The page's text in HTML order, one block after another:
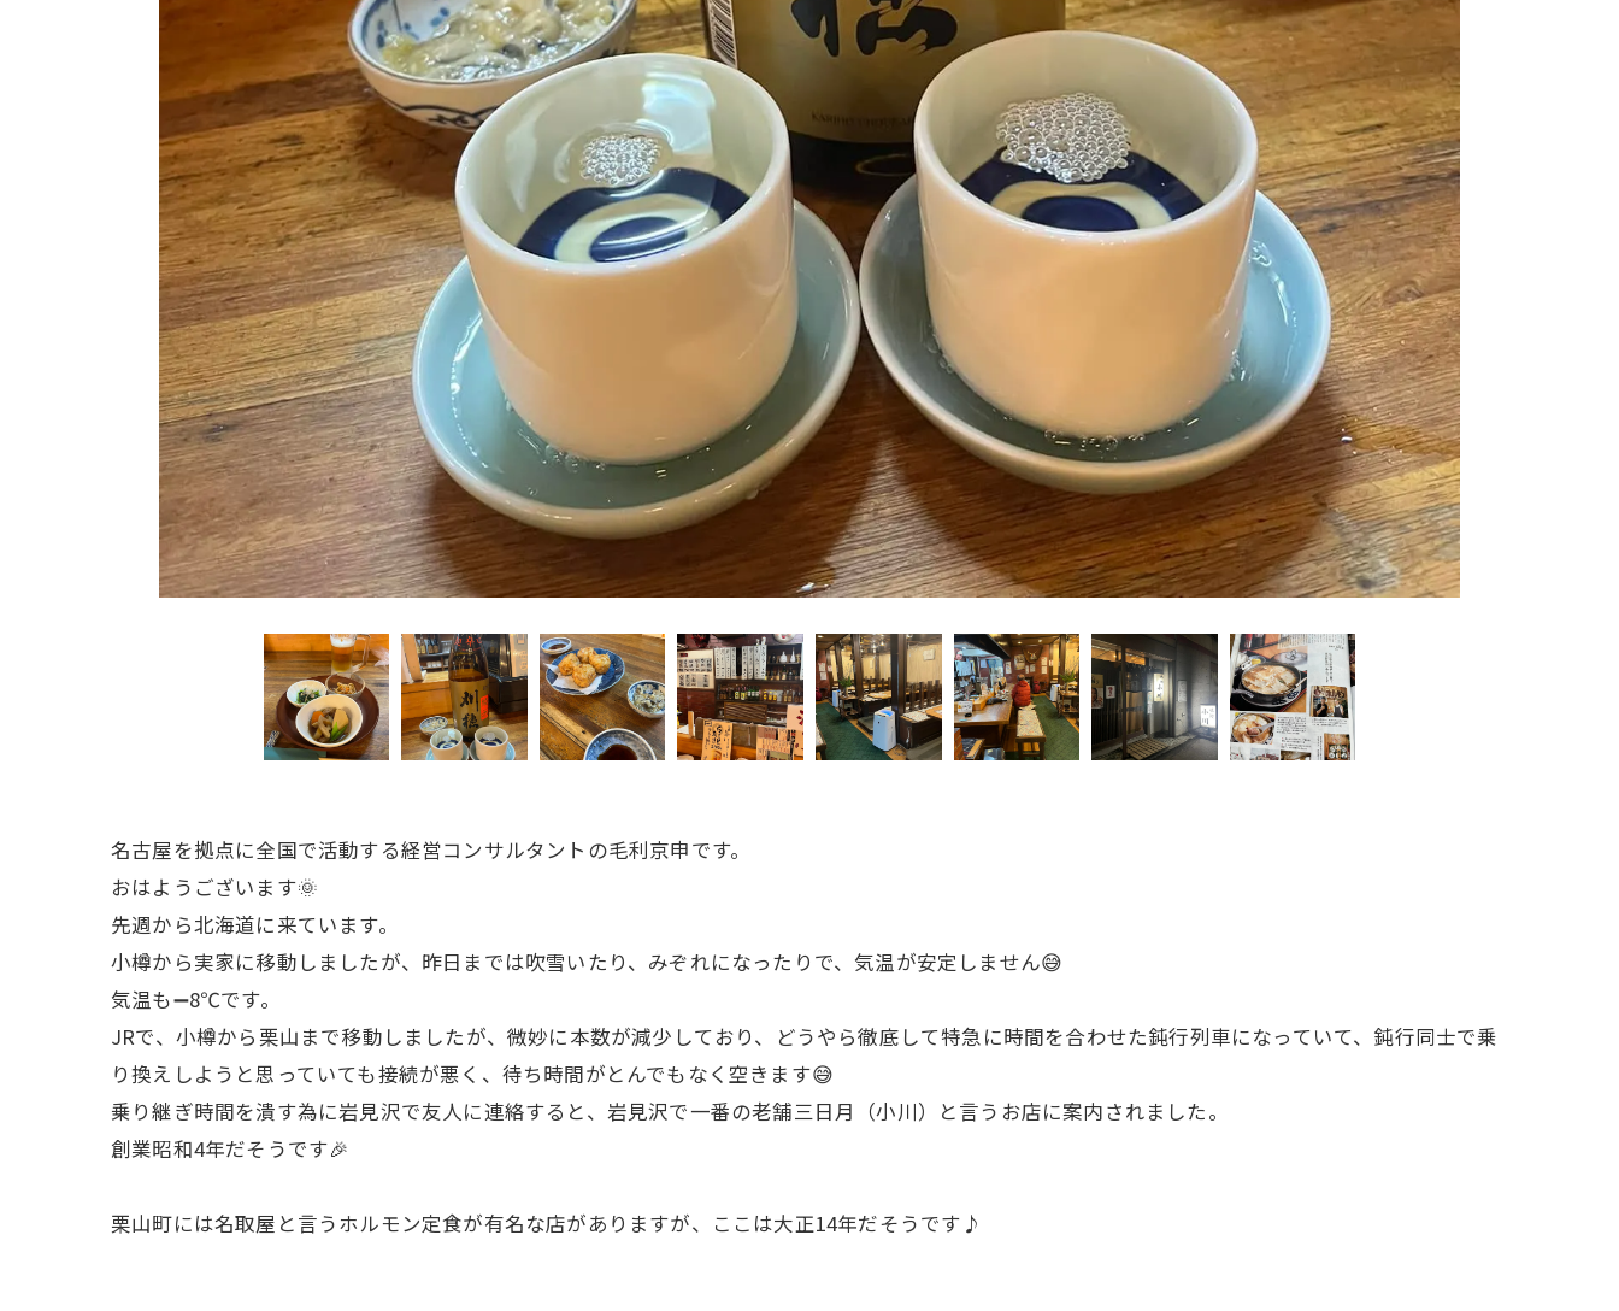
名古屋を拠点に全国で活動する経営コンサルタントの毛利京申です。
おはようございます🌞
先週から北海道に来ています。
小樽から実家に移動しましたが、昨日までは吹雪いたり、みぞれになったりで、気温が安定しません😅
気温も➖8℃です。
JRで、小樽から栗山まで移動しましたが、微妙に本数が減少しており、どうやら徹底して特急に時間を合わせた鈍行列車になっていて、鈍行同士で乗
り換えしようと思っていても接続が悪く、待ち時間がとんでもなく空きます😅
乗り継ぎ時間を潰す為に岩見沢で友人に連絡すると、岩見沢で一番の老舗三日月（小川）と言うお店に案内されました。
創業昭和4年だそうです🎉
栗山町には名取屋と言うホルモン定食が有名な店がありますが、ここは大正14年だそうです♪